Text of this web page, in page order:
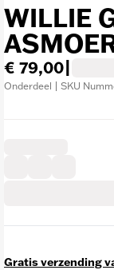
WILLIE
€ 79,00
Onderdeel | SKU
Gratis verzending